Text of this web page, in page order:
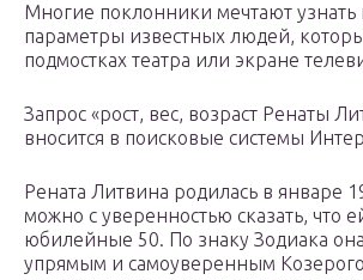
Многие поклонники мечтают узнать
параметры известных людей,
подмостках театра или экране
Запрос «рост, вес, возраст Ренаты
вносится в поисковые системы
Рената Литвина родилась в январе
можно с уверенностью сказать, что
юбилейные 50. По знаку Зодиака она
упрямым и самоуверенным